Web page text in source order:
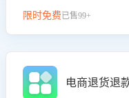
限时免费已售99+
电商退货退